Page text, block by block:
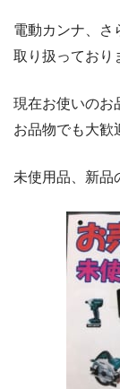
電動カンナ、さ
取り扱っており
現在お使いのお
お品物でも大歓
未使用品、新品